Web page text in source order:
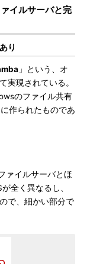
イルサーバと完
り
」という、オ
実現されている。
のファイル共有
作られたものであ
ァイルサーバとほ
全く異なるし、
で、細かい部分で